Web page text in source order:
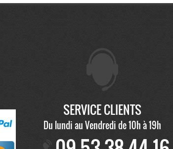
SERVICE CLIENTS
Du lundi au Vendredi de 10h à 19h